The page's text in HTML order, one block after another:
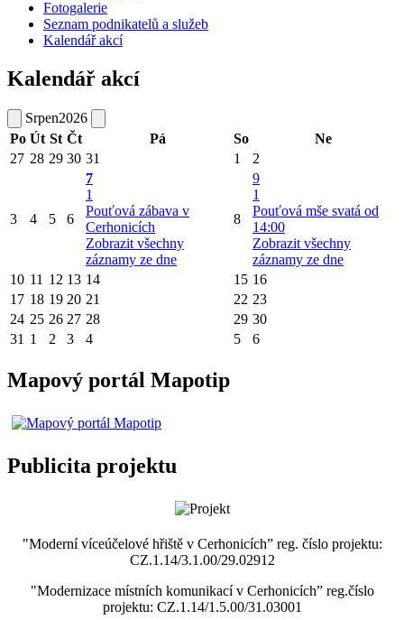
Fotogalerie
Seznam podnikatelů a služeb
Kalendář akcí
Kalendář akcí
Srpen2026
Po Út St Čt Pá So
Ne
27 28 29 30 31 1 2
3 4 5 6
7
1
Pouťová zábava v
Cerhonicích
Zobrazit všechny
záznamy ze dne
8
9
1
Pouťová mše svatá od
14:00
Zobrazit všechny
záznamy ze dne
10 11 12 13 14 15 16
17 18 19 20 21 22 23
24 25 26 27 28 29 30
31 1 2 3 4 5 6
Mapový portál Mapotip
Publicita projektu
"Moderní víceúčelové hřiště v Cerhonicích” reg. číslo projektu:
CZ.1.14/3.1.00/29.02912
"Modernizace místních komunikací v Cerhonicích” reg.číslo
projektu: CZ.1.14/1.5.00/31.03001